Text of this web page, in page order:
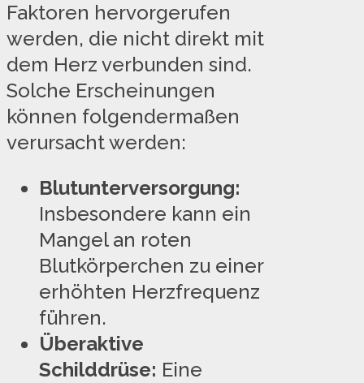
Faktoren hervorgerufen
werden, die nicht direkt mit
dem Herz verbunden sind.
Solche Erscheinungen
können folgendermaßen
verursacht werden:
Blutunterversorgung:
Insbesondere kann ein
Mangel an roten
Blutkörperchen zu einer
erhöhten Herzfrequenz
führen.
Überaktive
Schilddrüse: Eine